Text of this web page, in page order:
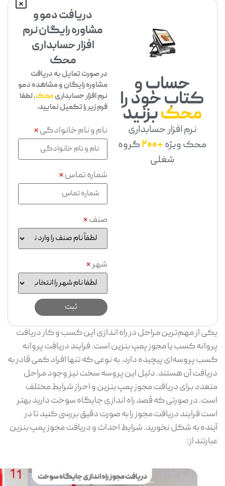
حساب و
کتاب خود را
محکبزنید
نرم افزار حسابداری
محک ویژه+200
گروه
شغلی
دریافت دمو و
مشاوره رایگان نرم
افزار حسابداری
محک
در صورت تمایل به دریافت
مشاوره رایگان و مشاهده دمو
نرم افزار حسابداریمحک، لطفا
فرم زیر را تکمیل نمایید.
نام و نام خانوادگی*
شماره تماس*
صنف*
شهر*
از مهم‌ترین مراحل در راه اندازی این کسب و کار دریافت
کسب یا مجوز پمپ بنزین است. فرایند دریافت پروانه
پروسه‌ای پیچیده دارد. به نوعی که تنها افراد کمی قادر به
آن هستند. دلیل این پروسه سخت نیز وجود مراحل
برای دریافت مجوز پمپ بنزین و احراز شرایط مختلف
در صورتی که قصد راه اندازی جایگاه سوخت دارید بهتر
فرایند دریافت مجوز را به صورت دقیق بررسی کنید تا در
به شکل نخورید. شرایط احداث و دریافت مجوز پمپ بنزین
از: